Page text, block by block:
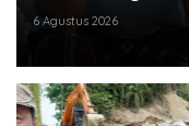
6 Agustus 2026